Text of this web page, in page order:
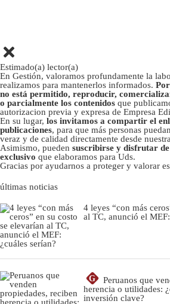
Estimado(a) lector(a)
En Gestión, valoramos profundamente la
realizamos para mantenerlos informados.
no está permitido, reproducir,
o parcialmente los contenidos que
autorizacion previa y expresa de Empresa
En su lugar, los invitamos a compartir el
publicaciones, para que más personas
veraz y de calidad directamente desde
Asimismo, pueden suscribirse y disfrutar
exclusivo que elaboramos para Uds.
Gracias por ayudarnos a proteger y valorar
últimas noticias
4 leyes “con más
al TC, anunció el
G
Peruanos que
herencia o utilidades:
inversión clave?